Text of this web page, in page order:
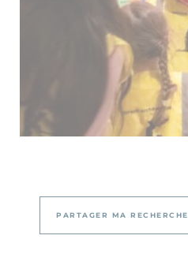
PARTAGER MA RECHERCHE